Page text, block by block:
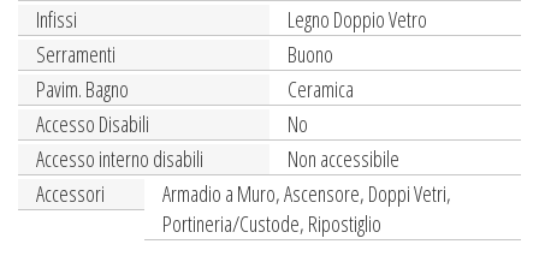
Infissi
Legno Doppio Vetro
Serramenti
Buono
Pavim. Bagno
Ceramica
Accesso Disabili
No
Accesso interno disabili
Non accessibile
Accessori
Armadio a Muro, Ascensore, Doppi Vetri,
Portineria/Custode, Ripostiglio